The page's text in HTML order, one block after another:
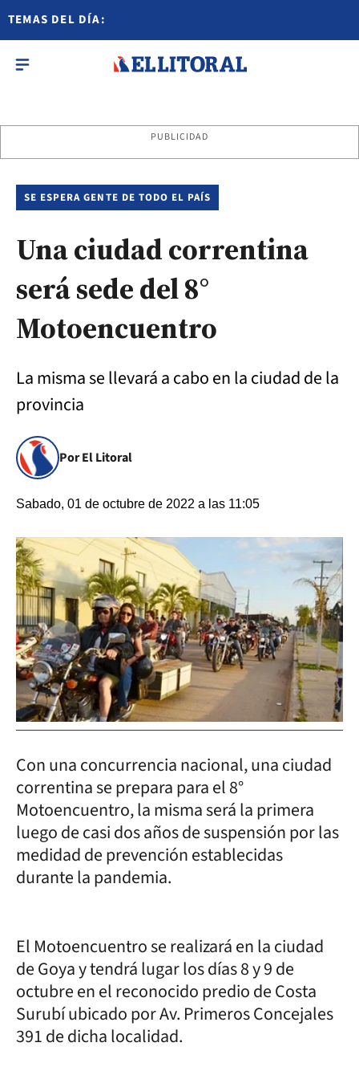
TEMAS DEL DÍA:
PUBLICIDAD
SE ESPERA GENTE DE TODO EL PAÍS
Una ciudad correntina
será sede del 8°
Motoencuentro
La misma se llevará a cabo en la ciudad de la
provincia
Por El Litoral
Sabado, 01 de octubre de 2022 a las 11:05
Con una concurrencia nacional, una ciudad
correntina se prepara para el 8°
Motoencuentro, la misma será la primera
luego de casi dos años de suspensión por las
medidad de prevención establecidas
durante la pandemia.
El Motoencuentro se realizará en la ciudad
de Goya y tendrá lugar los días 8 y 9 de
octubre en el reconocido predio de Costa
Surubí ubicado por Av. Primeros Concejales
391 de dicha localidad.